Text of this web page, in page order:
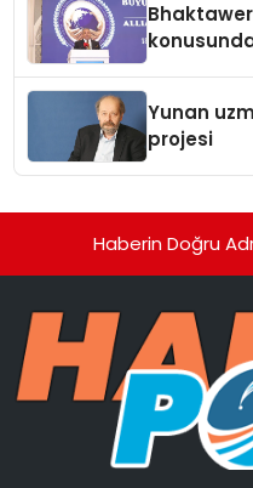
Yunan
projesi
Haberin Doğru